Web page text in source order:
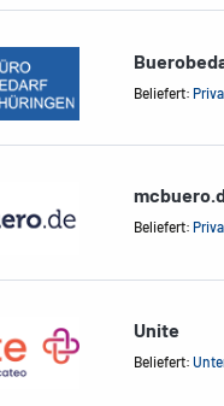
Beliefert:
Beliefert:
Unite
Beliefert: